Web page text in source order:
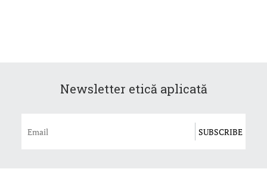
Newsletter etică aplicată